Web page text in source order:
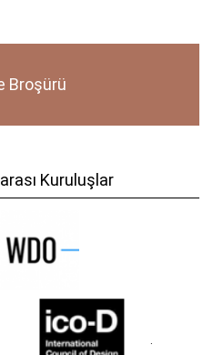
Broşürü
Kuruluşlar